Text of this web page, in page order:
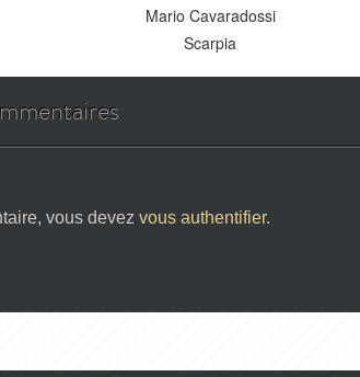
Mario Cavaradossi
Scarpia
vous devez vous authentifier.